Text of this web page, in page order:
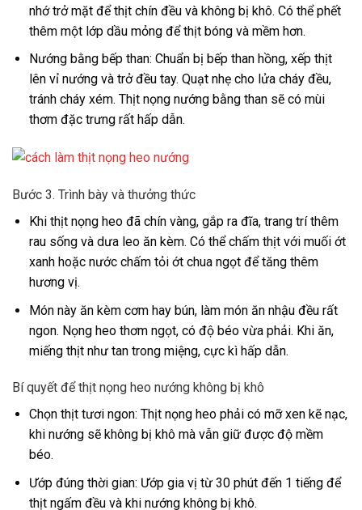
nhớ trở mặt để thịt chín đều và không bị khô. Có thể phết
thêm một lớp dầu mỏng để thịt bóng và mềm hơn.
Nướng bằng bếp than: Chuẩn bị bếp than hồng, xếp thịt
lên vỉ nướng và trở đều tay. Quạt nhẹ cho lửa cháy đều,
tránh cháy xém. Thịt nọng nướng bằng than sẽ có mùi
thơm đặc trưng rất hấp dẫn.
Bước 3. Trình bày và thưởng thức
Khi thịt nọng heo đã chín vàng, gắp ra đĩa, trang trí thêm
rau sống và dưa leo ăn kèm. Có thể chấm thịt với muối ớt
xanh hoặc nước chấm tỏi ớt chua ngọt để tăng thêm
hương vị.
Món này ăn kèm cơm hay bún, làm món ăn nhậu đều rất
ngon. Nọng heo thơm ngọt, có độ béo vừa phải. Khi ăn,
miếng thịt như tan trong miệng, cực kì hấp dẫn.
Bí quyết để thịt nọng heo nướng không bị khô
Chọn thịt tươi ngon: Thịt nọng heo phải có mỡ xen kẽ nạc,
khi nướng sẽ không bị khô mà vẫn giữ được độ mềm
béo.
Ướp đúng thời gian: Ướp gia vị từ 30 phút đến 1 tiếng để
thịt ngấm đều và khi nướng không bị khô.